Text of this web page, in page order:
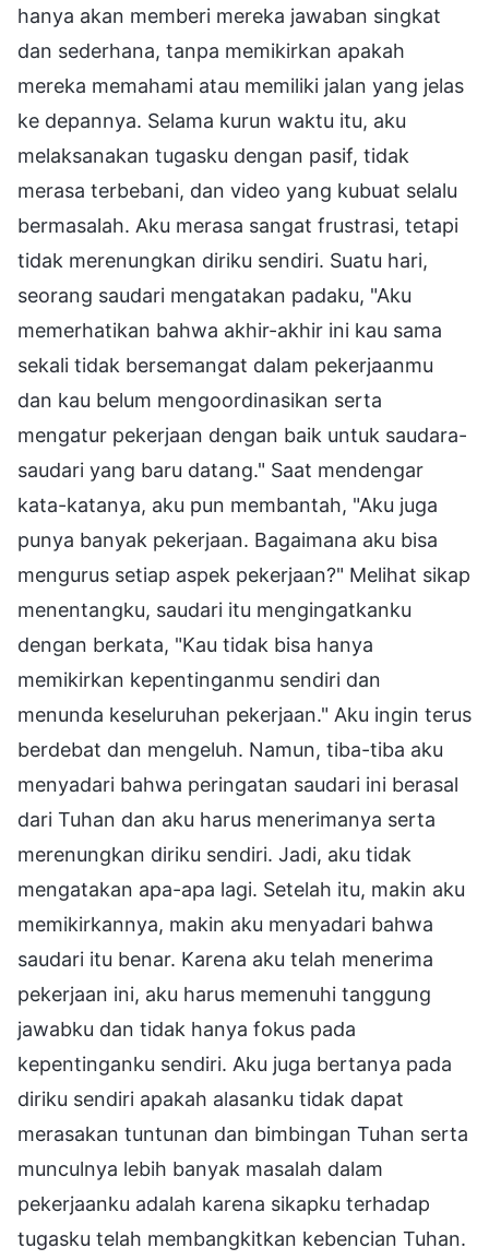
hanya akan memberi mereka jawaban singkat
dan sederhana, tanpa memikirkan apakah
mereka memahami atau memiliki jalan yang jelas
ke depannya. Selama kurun waktu itu, aku
melaksanakan tugasku dengan pasif, tidak
merasa terbebani, dan video yang kubuat selalu
bermasalah. Aku merasa sangat frustrasi, tetapi
tidak merenungkan diriku sendiri. Suatu hari,
seorang saudari mengatakan padaku, "Aku
memerhatikan bahwa akhir-akhir ini kau sama
sekali tidak bersemangat dalam pekerjaanmu
dan kau belum mengoordinasikan serta
mengatur pekerjaan dengan baik untuk saudara-
saudari yang baru datang." Saat mendengar
kata-katanya, aku pun membantah, "Aku juga
punya banyak pekerjaan. Bagaimana aku bisa
mengurus setiap aspek pekerjaan?" Melihat sikap
menentangku, saudari itu mengingatkanku
dengan berkata, "Kau tidak bisa hanya
memikirkan kepentinganmu sendiri dan
menunda keseluruhan pekerjaan." Aku ingin terus
berdebat dan mengeluh. Namun, tiba-tiba aku
menyadari bahwa peringatan saudari ini berasal
dari Tuhan dan aku harus menerimanya serta
merenungkan diriku sendiri. Jadi, aku tidak
mengatakan apa-apa lagi. Setelah itu, makin aku
memikirkannya, makin aku menyadari bahwa
saudari itu benar. Karena aku telah menerima
pekerjaan ini, aku harus memenuhi tanggung
jawabku dan tidak hanya fokus pada
kepentinganku sendiri. Aku juga bertanya pada
diriku sendiri apakah alasanku tidak dapat
merasakan tuntunan dan bimbingan Tuhan serta
munculnya lebih banyak masalah dalam
pekerjaanku adalah karena sikapku terhadap
tugasku telah membangkitkan kebencian Tuhan.